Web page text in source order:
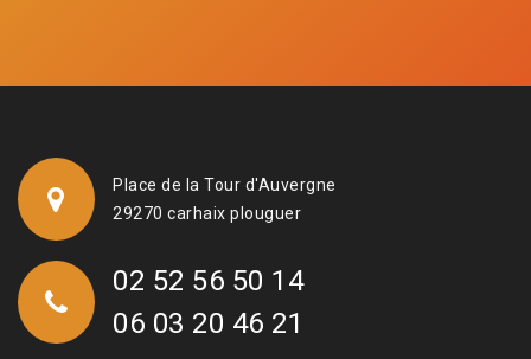
Place de la Tour d'Auvergne
29270 carhaix plouguer
02 52 56 50 14
06 03 20 46 21